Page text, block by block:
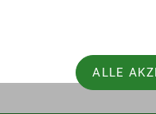
ALLE